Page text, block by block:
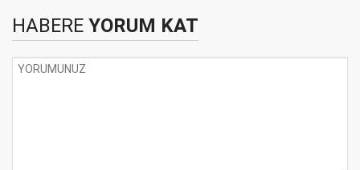
HABERE YORUM KAT